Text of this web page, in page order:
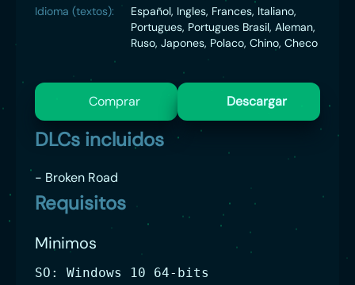
Idioma (textos):
Español, Ingles, Frances, Italiano,
Portugues, Portugues Brasil, Aleman,
Ruso, Japones, Polaco, Chino, Checo
Comprar Descargar
DLCs incluidos
- Broken Road
Requisitos
Minimos
SO: Windows 10 64-bits